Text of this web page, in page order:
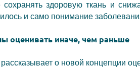
здоровую ткань и
и само понимание
оценивать иначе, чем раньше
о новой концепции